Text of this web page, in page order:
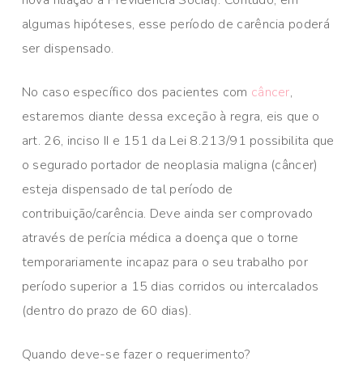
algumas hipóteses, esse período de carência poderá
ser dispensado.
No caso específico dos pacientes com câncer,
estaremos diante dessa exceção à regra, eis que o
art. 26, inciso II e 151 da Lei 8.213/91 possibilita que
o segurado portador de neoplasia maligna (câncer)
esteja dispensado de tal período de
contribuição/carência. Deve ainda ser comprovado
através de perícia médica a doença que o torne
temporariamente incapaz para o seu trabalho por
período superior a 15 dias corridos ou intercalados
(dentro do prazo de 60 dias).
Quando deve-se fazer o requerimento?